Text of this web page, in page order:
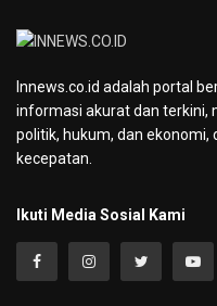
Innews.co.id adalah portal
informasi akurat dan terkini,
politik, hukum, dan
kecepatan.
Ikuti Media Sosial Kami